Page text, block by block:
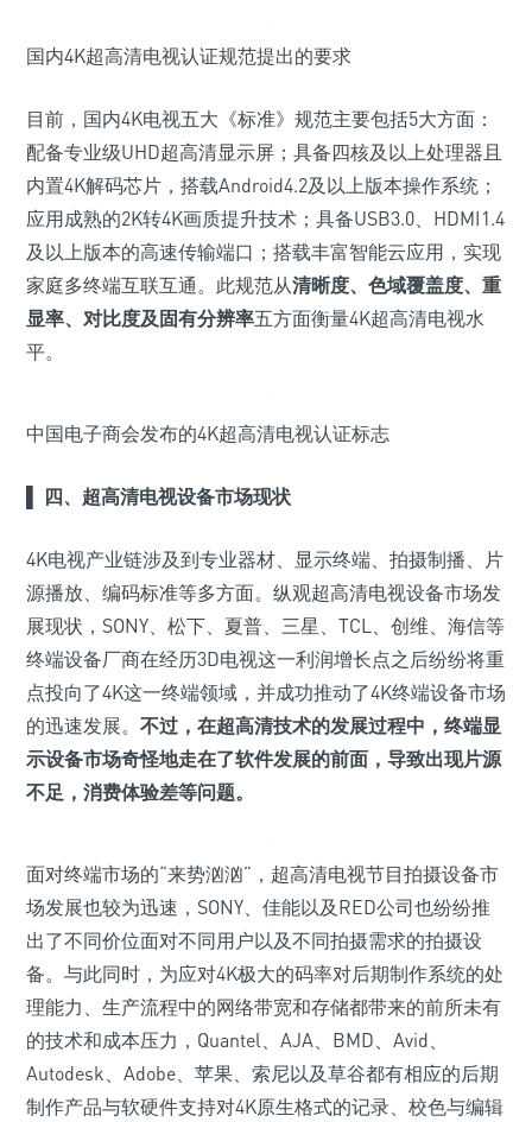
国内4K超高清电视认证规范提出的要求
目前，国内4K电视五大《标准》规范主要包括5大方面：
配备专业级UHD超高清显示屏；具备四核及以上处理器且
内置4K解码芯片，搭载Android4.2及以上版本操作系统；
应用成熟的2K转4K画质提升技术；具备USB3.0、HDMI1.4
及以上版本的高速传输端口；搭载丰富智能云应用，实现
家庭多终端互联互通。此规范从清晰度、色域覆盖度、重
显率、对比度及固有分辨率五方面衡量4K超高清电视水
平。
中国电子商会发布的4K超高清电视认证标志
四、超高清电视设备市场现状
4K电视产业链涉及到专业器材、显示终端、拍摄制播、片
源播放、编码标准等多方面。纵观超高清电视设备市场发
展现状，SONY、松下、夏普、三星、TCL、创维、海信等
终端设备厂商在经历3D电视这一利润增长点之后纷纷将重
点投向了4K这一终端领域，并成功推动了4K终端设备市场
的迅速发展。 不过，在超高清技术的发展过程中，终端显
示设备市场奇怪地走在了软件发展的前面，导致出现片源
不足，消费体验差等问题。
面对终端市场的“来势汹汹”，超高清电视节目拍摄设备市
场发展也较为迅速，SONY、佳能以及RED公司也纷纷推
出了不同价位面对不同用户以及不同拍摄需求的拍摄设
备。与此同时，为应对4K极大的码率对后期制作系统的处
理能力、生产流程中的网络带宽和存储都带来的前所未有
的技术和成本压力，Quantel、AJA、BMD、Avid、
Autodesk、Adobe、苹果、索尼以及草谷都有相应的后期
制作产品与软硬件支持对4K原生格式的记录、校色与编辑